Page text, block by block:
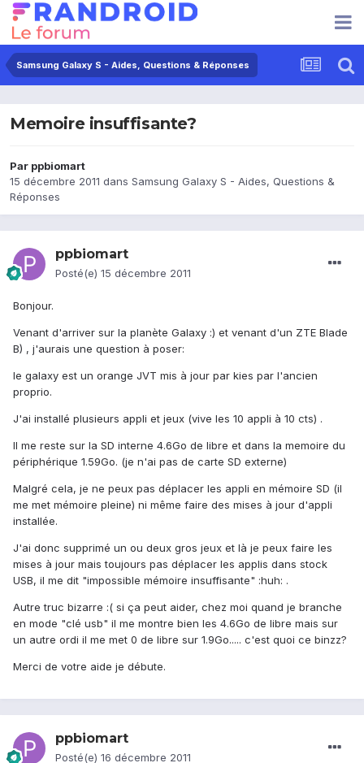
Samsung Galaxy S - Aides, Questions & Réponses
Memoire insuffisante?
Par ppbiomart
15 décembre 2011 dans Samsung Galaxy S - Aides, Questions &
Réponses
ppbiomart
Posté(e) 15 décembre 2011
Bonjour.
Venant d'arriver sur la planète Galaxy :) et venant d'un ZTE Blade
B) , j'aurais une question à poser:
le galaxy est un orange JVT mis à jour par kies par l'ancien
proprio.
J'ai installé plusieurs appli et jeux (vive les 10 appli à 10 cts) .
Il me reste sur la SD interne 4.6Go de libre et dans la memoire du
périphérique 1.59Go. (je n'ai pas de carte SD externe)
Malgré cela, je ne peux pas déplacer les appli en mémoire SD (il
me met mémoire pleine) ni même faire des mises à jour d'appli
installée.
J'ai donc supprimé un ou deux gros jeux et là je peux faire les
mises à jour mais toujours pas déplacer les applis dans stock
USB, il me dit "impossible mémoire insuffisante" :huh: .
Autre truc bizarre :( si ça peut aider, chez moi quand je branche
en mode "clé usb" il me montre bien les 4.6Go de libre mais sur
un autre ordi il me met 0 de libre sur 1.9Go..... c'est quoi ce binzz?
Merci de votre aide je débute.
ppbiomart
Posté(e) 16 décembre 2011